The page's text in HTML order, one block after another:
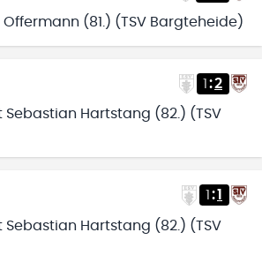
(81.) (TSV Bargteheide)
1 :2
Sebastian Hartstang (82.) (TSV
1 :1
Sebastian Hartstang (82.) (TSV